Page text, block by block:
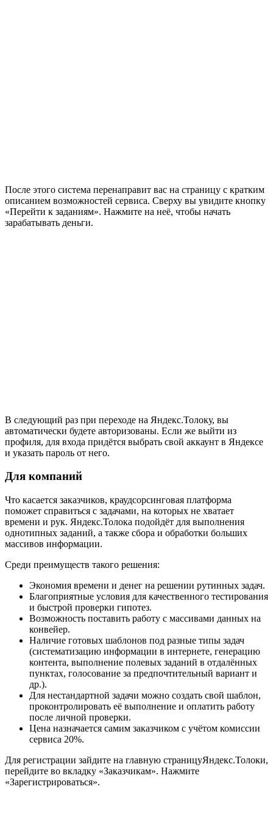
После этого система перенаправит вас на страницу с кратким
описанием возможностей сервиса. Сверху вы увидите кнопку
«Перейти к заданиям». Нажмите на неё, чтобы начать
зарабатывать деньги.
В следующий раз при переходе на Яндекс.Толоку, вы
автоматически будете авторизованы. Если же выйти из
профиля, для входа придётся выбрать свой аккаунт в Яндексе
и указать пароль от него.
Для компаний
Что касается заказчиков, краудсорсинговая платформа
поможет справиться с задачами, на которых не хватает
времени и рук. Яндекс.Толока подойдёт для выполнения
однотипных заданий, а также сбора и обработки больших
массивов информации.
Среди преимуществ такого решения:
Экономия времени и денег на решении рутинных задач.
Благоприятные условия для качественного тестирования
и быстрой проверки гипотез.
Возможность поставить работу с массивами данных на
конвейер.
Наличие готовых шаблонов под разные типы задач
(систематизацию информации в интернете, генерацию
контента, выполнение полевых заданий в отдалённых
пунктах, голосование за предпочтительный вариант и
др.).
Для нестандартной задачи можно создать свой шаблон,
проконтролировать её выполнение и оплатить работу
после личной проверки.
Цена назначается самим заказчиком с учётом комиссии
сервиса 20%.
Для регистрации зайдите на главную страницуЯндекс.Толоки,
перейдите во вкладку «Заказчикам». Нажмите
«Зарегистрироваться».